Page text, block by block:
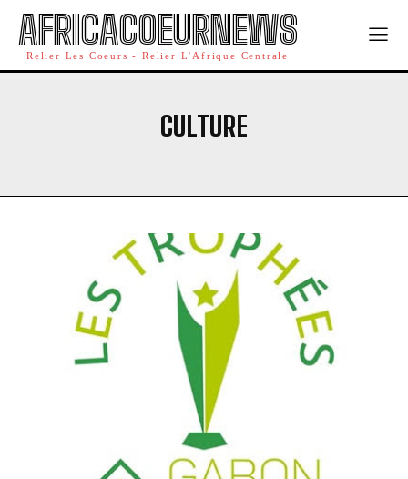
AFRICACOEURNEWS
Relier Les Coeurs - Relier L'Afrique Centrale
CULTURE